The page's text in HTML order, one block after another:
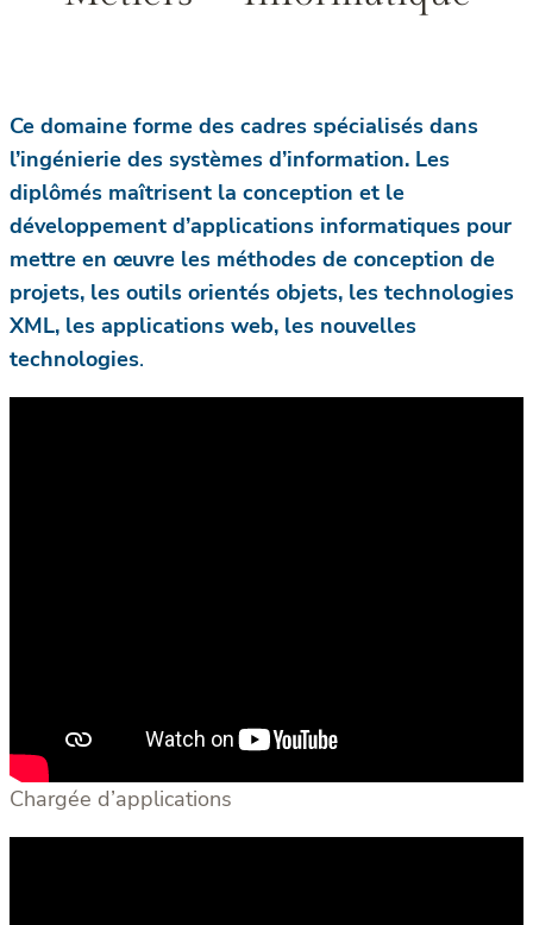
Ce domaine forme des cadres spécialisés dans
l’ingénierie des systèmes d’information. Les
diplômés maîtrisent la conception et le
développement d’applications informatiques pour
mettre en œuvre les méthodes de conception de
projets, les outils orientés objets, les technologies
XML, les applications web, les nouvelles
technologies.
Chargée d’applications